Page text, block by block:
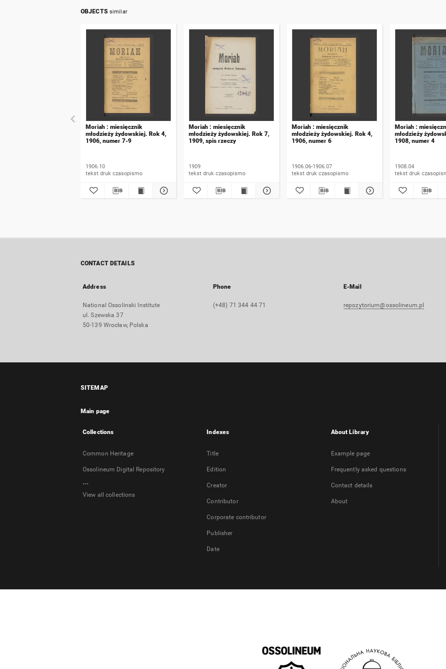
OBJECTS similar
Moriah : miesięcznik
młodzieży żydowskiej. Rok 4,
1906, numer 7-9
1906.10
tekst druk czasopismo
Moriah : miesięcznik
młodzieży żydowskiej. Rok 7,
1909, spis rzeczy
1909
tekst druk czasopismo
Moriah : miesięcznik
młodzieży żydowskiej. Rok 4,
1906, numer 6
1906.06-1906.07
tekst druk czasopismo
Moriah :
młodzieży
1908, numer 4
1908.04
tekst druk
CONTACT DETAILS
Address
National Ossolinski Institute
ul. Szewska 37
50-139 Wrocław, Polska
Phone
(+48) 71 344 44 71
E-Mail
repozytorium@ossolineum.pl
SITEMAP
Main page
Collections
Common Heritage
Ossolineum Digital Repository
...
View all collections
Indexes
Title
Edition
Creator
Contributor
Corporate contributor
Publisher
Date
About Library
Example page
Frequently asked questions
Contact details
About